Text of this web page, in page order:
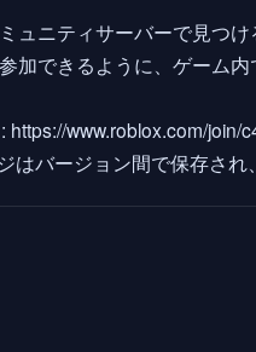
ュニティサーバーで見つけ
加できるように、ゲーム
https://www.roblox.com/join/
はバージョン間で保存さ